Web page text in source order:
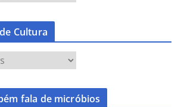
Cultura
fala de micróbios